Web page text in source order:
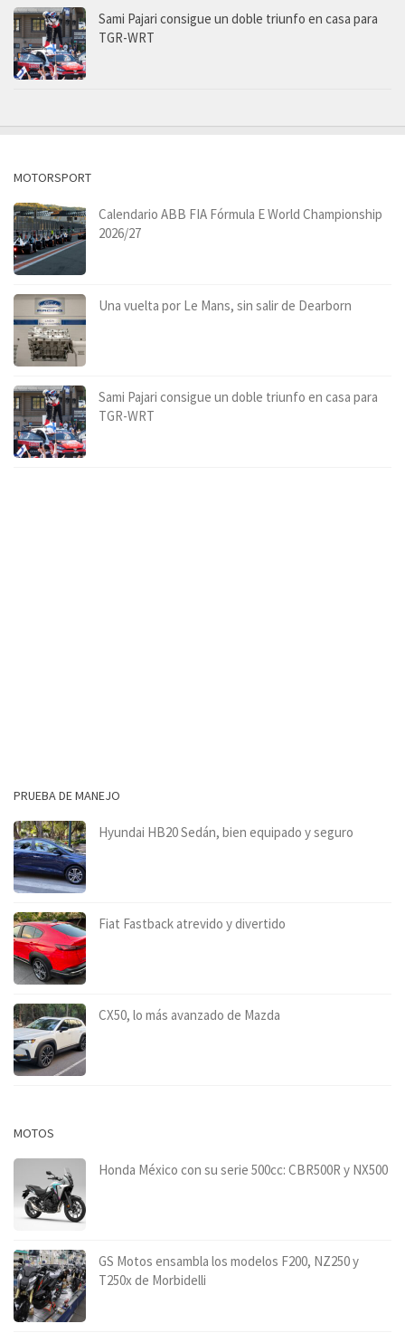
Sami Pajari consigue un doble triunfo en casa para
TGR-WRT
MOTORSPORT
Calendario ABB FIA Fórmula E World Championship
2026/27
Una vuelta por Le Mans, sin salir de Dearborn
Sami Pajari consigue un doble triunfo en casa para
TGR-WRT
PRUEBA DE MANEJO
Hyundai HB20 Sedán, bien equipado y seguro
Fiat Fastback atrevido y divertido
CX50, lo más avanzado de Mazda
MOTOS
Honda México con su serie 500cc: CBR500R y NX500
GS Motos ensambla los modelos F200, NZ250 y
T250x de Morbidelli